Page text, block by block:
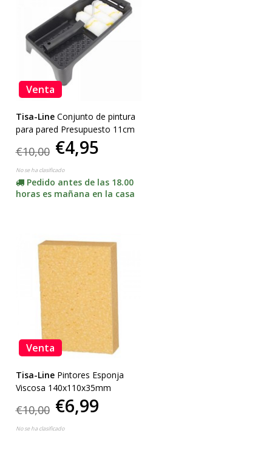
Venta
Tisa-Line Conjunto de pintura
para pared Presupuesto 11cm
€10,00 €4,95
No se ha clasificado
Pedido antes de las 18.00
horas es mañana en la casa
Venta
Tisa-Line Pintores Esponja
Viscosa 140x110x35mm
€10,00 €6,99
No se ha clasificado